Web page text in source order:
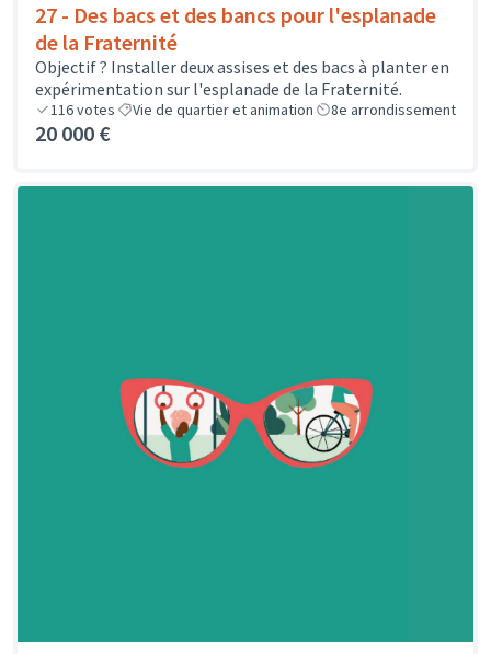
27 - Des bacs et des bancs pour l'esplanade
de la Fraternité
Objectif ? Installer deux assises et des bacs à planter en
expérimentation sur l'esplanade de la Fraternité.
116votes Vie de quartier et animation 8e arrondissement
20 000 €